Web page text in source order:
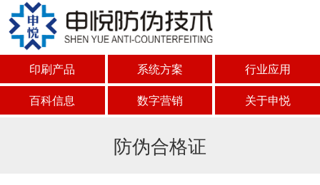
印刷产品 系统方案
行业应用
百科信息
数字营销 关于申悦
防伪合格证